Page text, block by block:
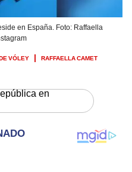
en España. Foto: Raffaella
VÓLEY
RAFFAELLA CAMET
en